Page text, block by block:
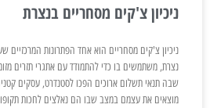
ניכיון צ'קים מסחריים בנצרת
ניכיון צ'קים מסחריים הוא אחד הפתרונות המרכזיים
נצרת, משתמשים בו כדי להתמודד עם אתגרי תזרים
שבה תנאי תשלום ארוכים הפכו לסטנדרט, עסקים קטנים
מוצאים את עצמם במצב שבו הם נאלצים לחכות